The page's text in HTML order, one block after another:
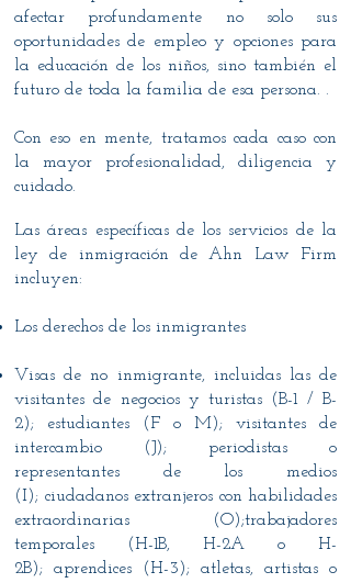
afectar profundamente no solo sus
oportunidades de empleo y opciones para
la educación de los niños, sino también el
futuro de toda la familia de esa persona. .
Con eso en mente, tratamos cada caso con
la mayor profesionalidad, diligencia y
cuidado.
Las áreas específicas de los servicios de la
ley de inmigración de Ahn Law Firm
incluyen:
Los derechos de los inmigrantes
Visas de no inmigrante, incluidas las de
visitantes de negocios y turistas (B-1 / B-
2); estudiantes (F o M); visitantes de
intercambio (J); periodistas o
representantes de los medios
(I); ciudadanos extranjeros con habilidades
extraordinarias (O);trabajadores
temporales (H-1B, H-2A o H-
2B); aprendices (H-3); atletas, artistas o